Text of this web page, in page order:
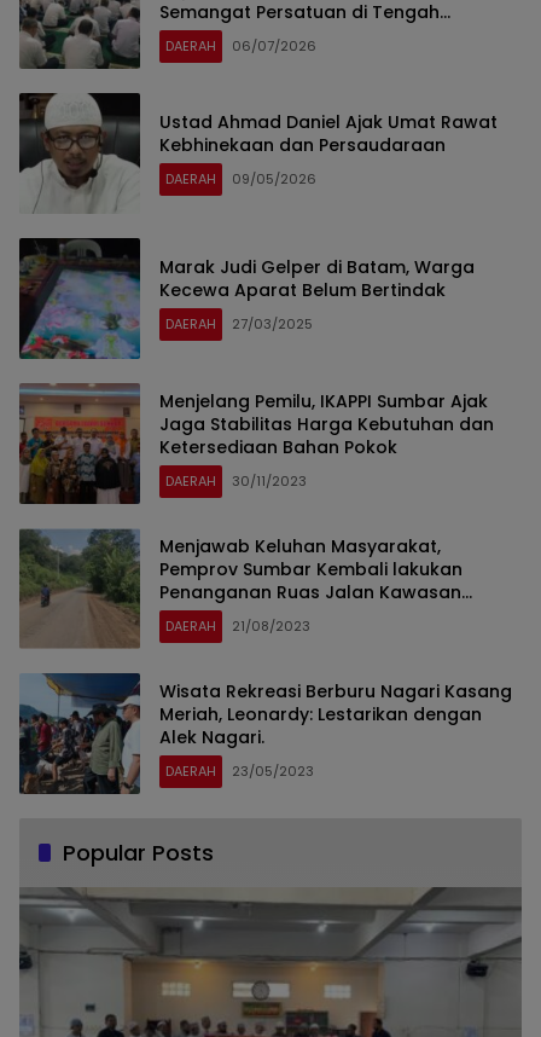
Semangat Persatuan di Tengah
Masyarakat
DAERAH 06/07/2026
Ustad Ahmad Daniel Ajak Umat Rawat
Kebhinekaan dan Persaudaraan
DAERAH 09/05/2026
Marak Judi Gelper di Batam, Warga
Kecewa Aparat Belum Bertindak
DAERAH 27/03/2025
Menjelang Pemilu, IKAPPI Sumbar Ajak
Jaga Stabilitas Harga Kebutuhan dan
Ketersediaan Bahan Pokok
DAERAH 30/11/2023
Menjawab Keluhan Masyarakat,
Pemprov Sumbar Kembali lakukan
Penanganan Ruas Jalan Kawasan
Sijunjung – Tanah Datar.
DAERAH 21/08/2023
Wisata Rekreasi Berburu Nagari Kasang
Meriah, Leonardy: Lestarikan dengan
Alek Nagari.
DAERAH 23/05/2023
Popular Posts